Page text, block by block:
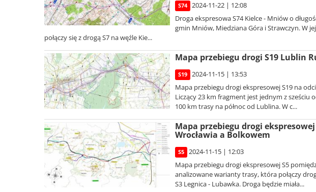
S74
2024-11-22 | 12:08
Droga ekspresowa S74 Kielce - Mniów o
gmin Mniów, Miedziana Góra i Strawczyn. W
połączy się z drogą S7 na węźle Kie...
Mapa przebiegu drogi S19 Lublin
S19
2024-11-15 | 13:53
Mapa przebiegu drogi ekspresowej S19 na
Liczący 23 km fragment jest jednym z
100 km trasy na północ od Lublina. W c...
Mapa przebiegu drogi
Wrocławia a Bolkowem
S5
2024-11-15 | 12:03
Mapa przebiegu drogi ekspresowej S5
analizowane warianty trasy, która połączy
S3 Legnica - Lubawka. Droga będzie miała...